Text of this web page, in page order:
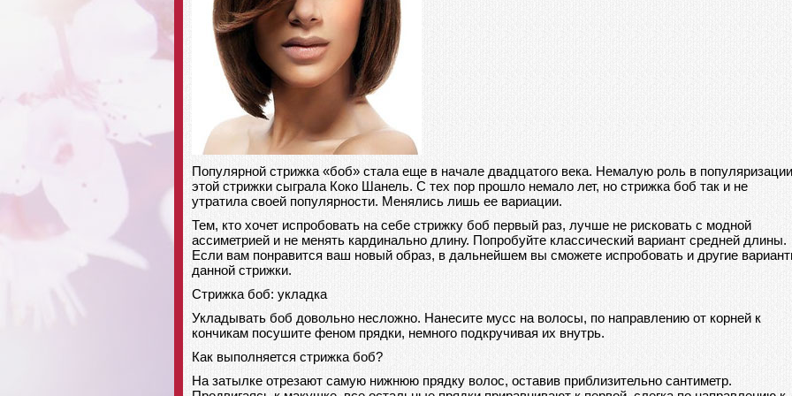
Популярной стрижка «боб» стала еще в начале двадцатого века. Немалую роль в популяризации
этой стрижки сыграла Коко Шанель. С тех пор прошло немало лет, но стрижка боб так и не
утратила своей популярности. Менялись лишь ее вариации.
Тем, кто хочет испробовать на себе стрижку боб первый раз, лучше не рисковать с модной
ассиметрией и не менять кардинально длину. Попробуйте классический вариант средней длины.
Если вам понравится ваш новый образ, в дальнейшем вы сможете испробовать и другие
данной стрижки.
Стрижка боб: укладка
Укладывать боб довольно несложно. Нанесите мусс на волосы, по направлению от корней к
кончикам посушите феном прядки, немного подкручивая их внутрь.
Как выполняется стрижка боб?
На затылке отрезают самую нижнюю прядку волос, оставив приблизительно сантиметр.